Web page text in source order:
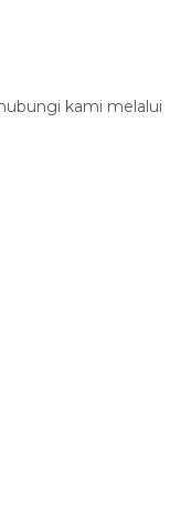
kami melalui